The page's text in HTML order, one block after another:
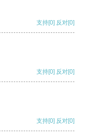
支持[0] 反对[0]
支持[0] 反对[0]
支持[0] 反对[0]